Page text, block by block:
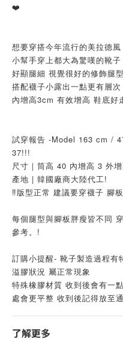
❤️
想要穿搭今年流行的美拉德
小幫手穿上都大為驚嘆的靴子
好顯腿細 視覺很好的修飾腿
搭配襪子小露出一點更有層
內增高3cm 有效增高 鞋底好
試穿報告 -Model 163 cm /
37!!!
尺寸｜筒高 40 內增高 3 外
產地 | 韓國廠商大陸代工!
‼️版型正常 建議要穿襪子 腳
每個腿型與腳板胖瘦皆不同
參考。!
訂購小提醒- 靴子製造過程有
溢膠狀況 屬正常現象
特殊橡膠材質 收到後會有一
處會更平整 收到後記得放至
了解更多